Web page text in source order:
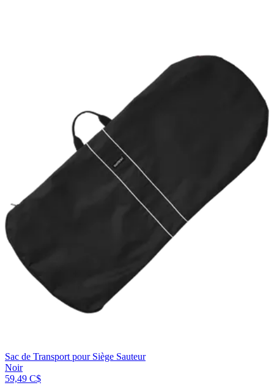
Sac de Transport pour Siège Sauteur
Noir
59,49 C$